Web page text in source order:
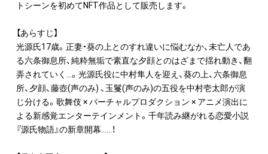
トシーンを初めてNFT作品として販売します。
【あらすじ】
光源氏17歳。正妻・葵の上とのすれ違いに悩むなか、未亡人であ
る六条御息所、純粋無垢で素直な夕顔とのはざまで揺れ動き、翻
弄されていく…。光源氏役に中村隼人を迎え、葵の上、六条御息
所、夕顔、藤壺(声のみ) 、玉鬘(声のみ)の五役を中村壱太郎が演
じ分ける。歌舞伎 × バーチャルプロダクション × アニメ演出に
よる新感覚エンターテインメント。千年読み継がれる恋愛小説
『源氏物語』の新章開幕……！